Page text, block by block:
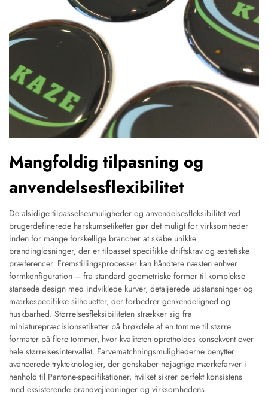
Mangfoldig tilpasning og
anvendelsesflexibilitet
De alsidige tilpasselsesmuligheder og anvendelsesfleksibilitet ved
brugerdefinerede harskumsetiketter gør det muligt for virksomheder
inden for mange forskellige brancher at skabe unikke
brandingløsninger, der er tilpasset specifikke driftskrav og æstetiske
præferencer. Fremstillingsprocesser kan håndtere næsten enhver
formkonfiguration – fra standard geometriske former til komplekse
stansede design med indviklede kurver, detaljerede udstansninger og
mærkespecifikke silhouetter, der forbedrer genkendelighed og
huskbarhed. Størrelsesfleksibiliteten strækker sig fra
miniaturepræcisionsetiketter på brøkdele af en tomme til større
formater på flere tommer, hvor kvaliteten opretholdes konsekvent over
hele størrelsesintervallet. Farvematchningsmulighederne benytter
avancerede trykteknologier, der genskaber nøjagtige mærkefarver i
henhold til Pantone-specifikationer, hvilket sikrer perfekt konsistens
med eksisterende brandvejledninger og virksomhedens